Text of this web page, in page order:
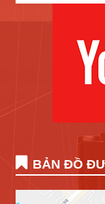
BẢN ĐỒ